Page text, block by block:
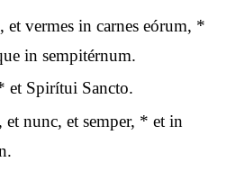
vermes in carnes eórum, *
in sempitérnum.
et Spirítui Sancto.
nunc, et semper, * et in